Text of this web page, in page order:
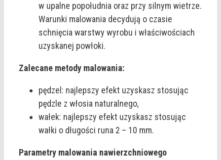
w upalne popołudnia oraz przy silnym wietrze.
Warunki malowania decydują o czasie
schnięcia warstwy wyrobu i właściwościach
uzyskanej powłoki.
Zalecane metody malowania:
pędzel: najlepszy efekt uzyskasz stosując
pędzle z włosia naturalnego,
wałek: najlepszy efekt uzyskasz stosując
wałki o długości runa 2 – 10 mm.
Parametry malowania nawierzchniowego